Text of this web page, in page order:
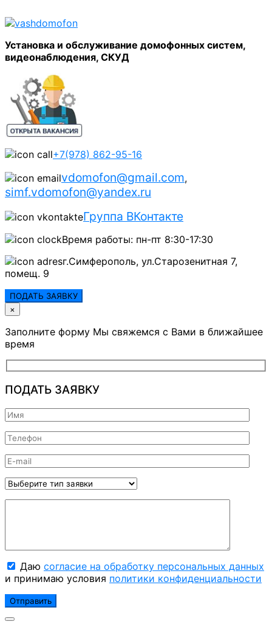
Установка и обслуживание домофонных систем,
видеонаблюдения, СКУД
+7(978) 862-95-16
vdomofon@gmail.com,
simf.vdomofon@yandex.ru
Группа ВКонтакте
Время работы: пн-пт 8:30-17:30
г.Симферополь, ул.Старозенитная 7,
помещ. 9
ПОДАТЬ ЗАЯВКУ
×
Заполните форму Мы свяжемся с Вами в ближайшее
время
ПОДАТЬ ЗАЯВКУ
Даю согласие на обработку персональных данных
и принимаю условия политики конфиденциальности